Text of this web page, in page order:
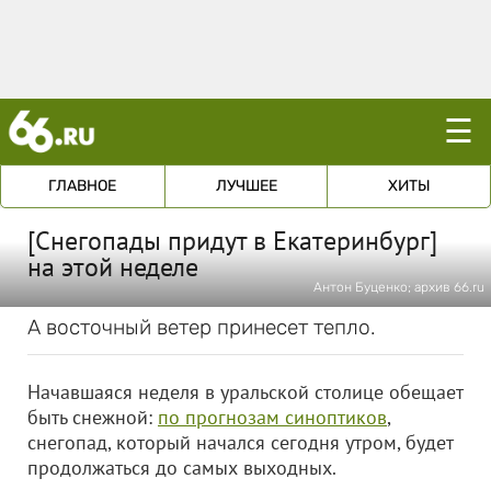
☰
ГЛАВНОЕ ЛУЧШЕЕ ХИТЫ
[Снегопады придут в Екатеринбург]
на этой неделе
Антон Буценко; архив 66.ru
А восточный ветер принесет тепло.
Начавшаяся неделя в уральской столице обещает
быть снежной: по прогнозам синоптиков,
снегопад, который начался сегодня утром, будет
продолжаться до самых выходных.